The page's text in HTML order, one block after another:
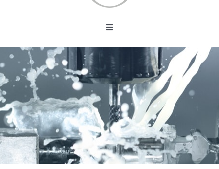
Toggle
A propos
Bronze
Coussinets Autolubrifiants frittés